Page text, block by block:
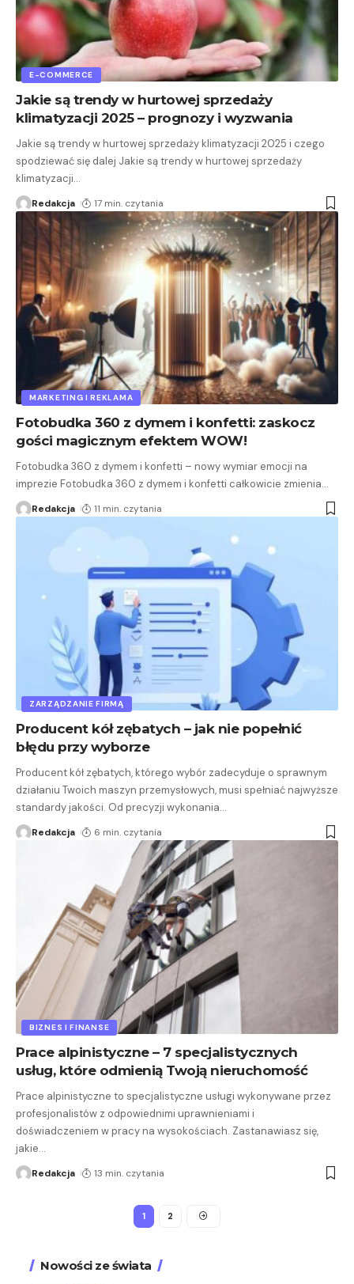
E-COMMERCE
Jakie są trendy w hurtowej sprzedaży
klimatyzacji 2025 – prognozy i wyzwania
Jakie są trendy w hurtowej sprzedaży klimatyzacji 2025 i czego
spodziewać się dalej Jakie są trendy w hurtowej sprzedaży
klimatyzacji…
Redakcja 17 min. czytania
MARKETING I REKLAMA
Fotobudka 360 z dymem i konfetti: zaskocz
gości magicznym efektem WOW!
Fotobudka 360 z dymem i konfetti – nowy wymiar emocji na
imprezie Fotobudka 360 z dymem i konfetti całkowicie zmienia…
Redakcja 11 min. czytania
ZARZĄDZANIE FIRMĄ
Producent kół zębatych – jak nie popełnić
błędu przy wyborze
Producent kół zębatych, którego wybór zadecyduje o sprawnym
działaniu Twoich maszyn przemysłowych, musi spełniać najwyższe
standardy jakości. Od precyzji wykonania…
Redakcja 6 min. czytania
BIZNES I FINANSE
Prace alpinistyczne – 7 specjalistycznych
usług, które odmienią Twoją nieruchomość
Prace alpinistyczne to specjalistyczne usługi wykonywane przez
profesjonalistów z odpowiednimi uprawnieniami i
doświadczeniem w pracy na wysokościach. Zastanawiasz się,
jakie…
Redakcja 13 min. czytania
1 2
Nowości ze świata